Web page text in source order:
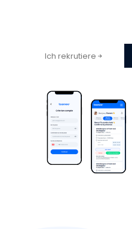
Ich rekrutiere